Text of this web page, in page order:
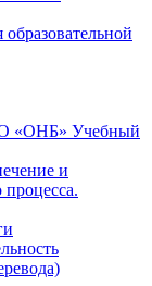
«ОНБ» Учебный
и
процесса.